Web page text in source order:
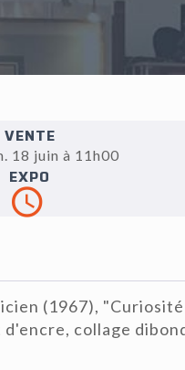
VENTE
18 juin à 11h00
EXPO
(1967), "Curiosité
collage